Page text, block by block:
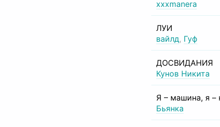
xxxmanera
ЛУИ
вайлд, Гуф
ДОСВИДАНИЯ
Кунов Никита
Я – машина, я –
Бьянка